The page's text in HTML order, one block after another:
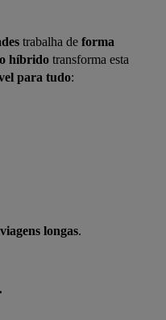
trabalha de forma
híbrido transforma esta
para tudo:
longas.